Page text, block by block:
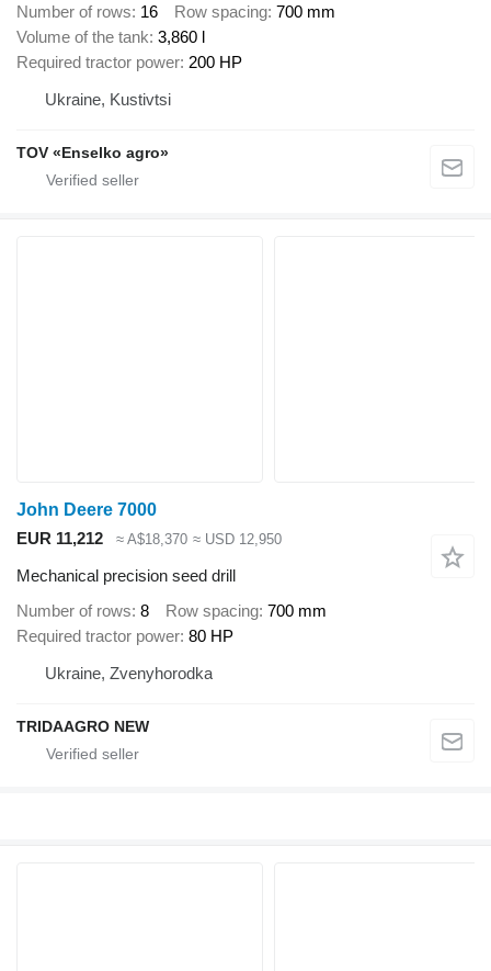
Number of rows 16 Row spacing 700 mm
Volume of the tank 3,860 l
Required tractor power 200 HP
Ukraine, Kustivtsi
TOV «Enselko agro»
John Deere 7000
EUR 11,212
≈ A$18,370 ≈ USD 12,950
Mechanical precision seed drill
Number of rows 8 Row spacing 700 mm
Required tractor power 80 HP
Ukraine, Zvenyhorodka
TRIDAAGRO NEW